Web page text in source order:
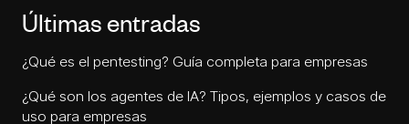
Últimas entradas
¿Qué es el pentesting? Guía completa para empresas
¿Qué son los agentes de IA? Tipos, ejemplos y casos de
uso para empresas